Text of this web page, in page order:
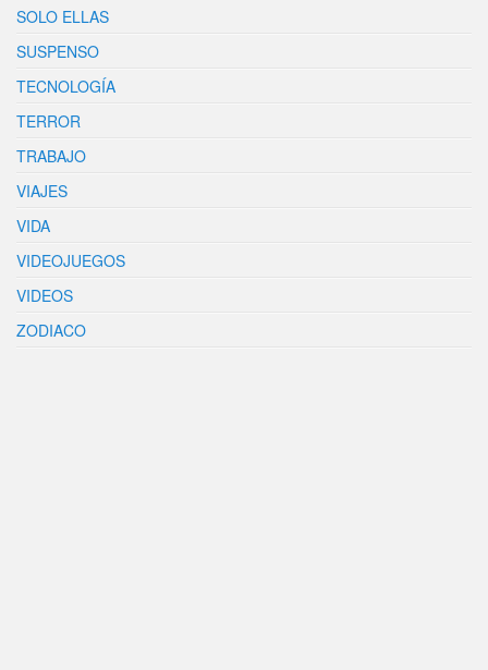
SOLO ELLAS
SUSPENSO
TECNOLOGÍA
TERROR
TRABAJO
VIAJES
VIDA
VIDEOJUEGOS
VIDEOS
ZODIACO